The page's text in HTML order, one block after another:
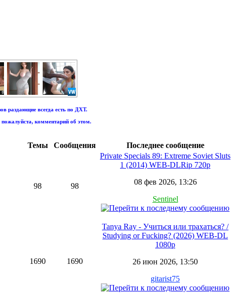
раздающие всегда есть по ДХТ.
комментарий об этом.
Темы Сообщения Последнее сообщение
98 98
Private Specials 89: Extreme Soviet Sluts
1 (2014) WEB-DLRip 720p
08 фев 2026, 13:26
Sentinel
1690 1690
Tanya Ray - Учиться или трахаться? /
Studying or Fucking? (2026) WEB-DL
1080p
26 июн 2026, 13:50
gitarist75